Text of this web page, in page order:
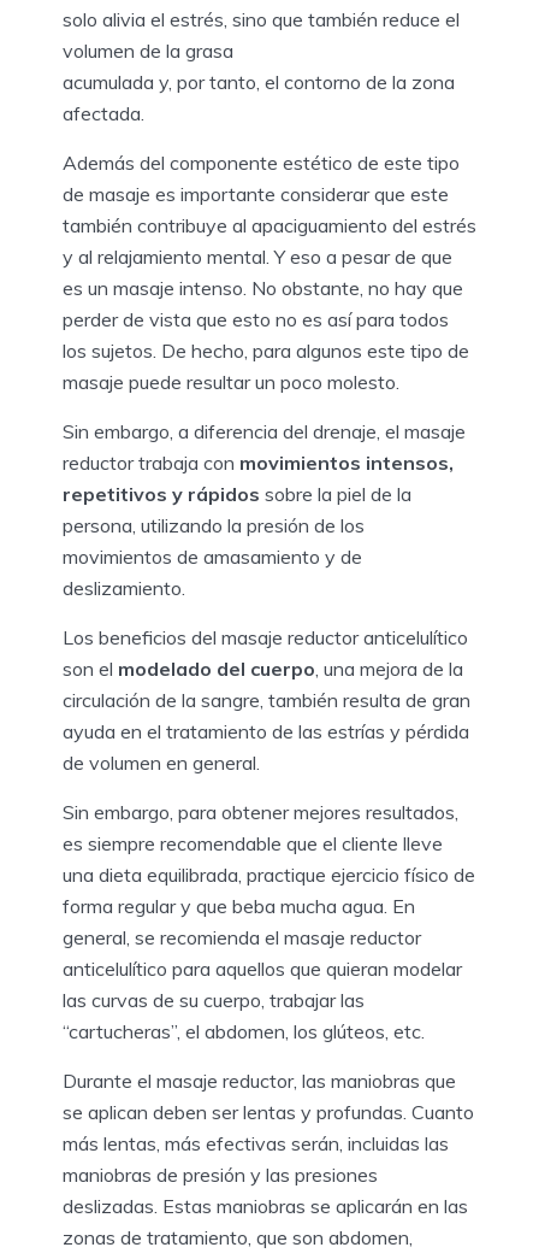
solo alivia el estrés, sino que también reduce el
volumen de la grasa
acumulada y, por tanto, el contorno de la zona
afectada.
Además del componente estético de este tipo
de masaje es importante considerar que este
también contribuye al apaciguamiento del estrés
y al relajamiento mental. Y eso a pesar de que
es un masaje intenso. No obstante, no hay que
perder de vista que esto no es así para todos
los sujetos. De hecho, para algunos este tipo de
masaje puede resultar un poco molesto.
Sin embargo, a diferencia del drenaje, el masaje
reductor trabaja con movimientos intensos,
repetitivos y rápidos sobre la piel de la
persona, utilizando la presión de los
movimientos de amasamiento y de
deslizamiento.
Los beneficios del masaje reductor anticelulítico
son el modelado del cuerpo , una mejora de la
circulación de la sangre, también resulta de gran
ayuda en el tratamiento de las estrías y pérdida
de volumen en general.
Sin embargo, para obtener mejores resultados,
es siempre recomendable que el cliente lleve
una dieta equilibrada, practique ejercicio físico de
forma regular y que beba mucha agua. En
general, se recomienda el masaje reductor
anticelulítico para aquellos que quieran modelar
las curvas de su cuerpo, trabajar las
“cartucheras”, el abdomen, los glúteos, etc.
Durante el masaje reductor, las maniobras que
se aplican deben ser lentas y profundas. Cuanto
más lentas, más efectivas serán, incluidas las
maniobras de presión y las presiones
deslizadas. Estas maniobras se aplicarán en las
zonas de tratamiento, que son abdomen,